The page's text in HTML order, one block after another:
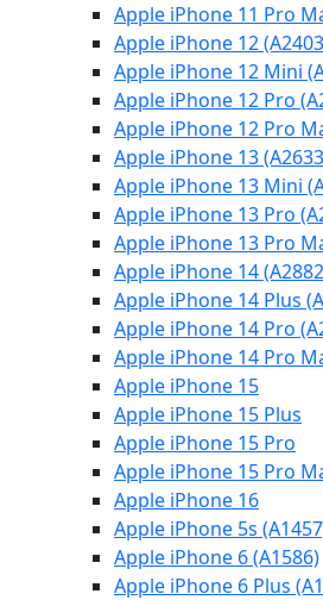
Apple iPhone 11 Pro
Apple iPhone 12
Apple iPhone 12 Mini
Apple iPhone 12 Pro
Apple iPhone 12 Pro
Apple iPhone 13
Apple iPhone 13 Mini
Apple iPhone 13 Pro
Apple iPhone 13 Pro
Apple iPhone 14
Apple iPhone 14 Plus
Apple iPhone 14 Pro
Apple iPhone 14 Pro
Apple iPhone 15
Apple iPhone 15 Plus
Apple iPhone 15 Pro
Apple iPhone 15 Pro
Apple iPhone 16
Apple iPhone 5s
Apple iPhone 6 (A1586)
Apple iPhone 6 Plus